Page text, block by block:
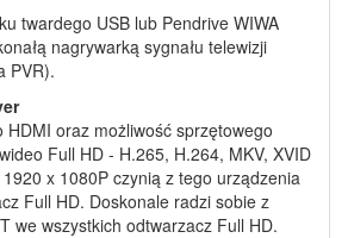
twardego USB lub Pendrive WIWA
nagrywarką sygnału telewizji
PVR).
HDMI oraz możliwość sprzętowego
Full HD - H.265, H.264, MKV, XVID
x 1080P czynią z tego urządzenia
Full HD. Doskonale radzi sobie z
we wszystkich odtwarzacz Full HD.